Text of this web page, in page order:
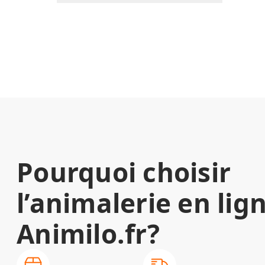
Pourquoi choisir
l’animalerie en
Animilo.fr?